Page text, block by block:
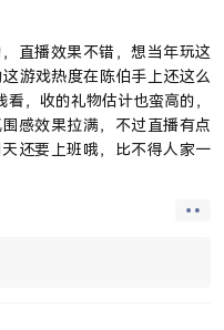
直播效果不错，想当年玩这
游戏热度在陈伯手上还这么
，收的礼物估计也蛮高的，
感效果拉满，不过直播有点
还要上班哦，比不得人家一